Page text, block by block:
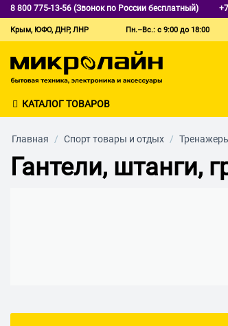
8 800 775-13-56 (Звонок по России бесплатный)
Крым, ЮФО, ДНР, ЛНР Пн.–Вс.: с 9:00 до 18:00
КАТАЛОГ ТОВАРОВ
Главная / Спорт товары и отдых /
Гантели, штанги,